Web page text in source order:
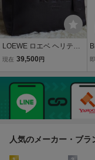
LOEWE ロエベ ヘリテー
ジ スモール トート A4収
ス ダークブラウン 茶 レザ
ー 革 型押しロゴ チャーム
メンズ
現在 39,500 円
人気のメーカー・ブラ